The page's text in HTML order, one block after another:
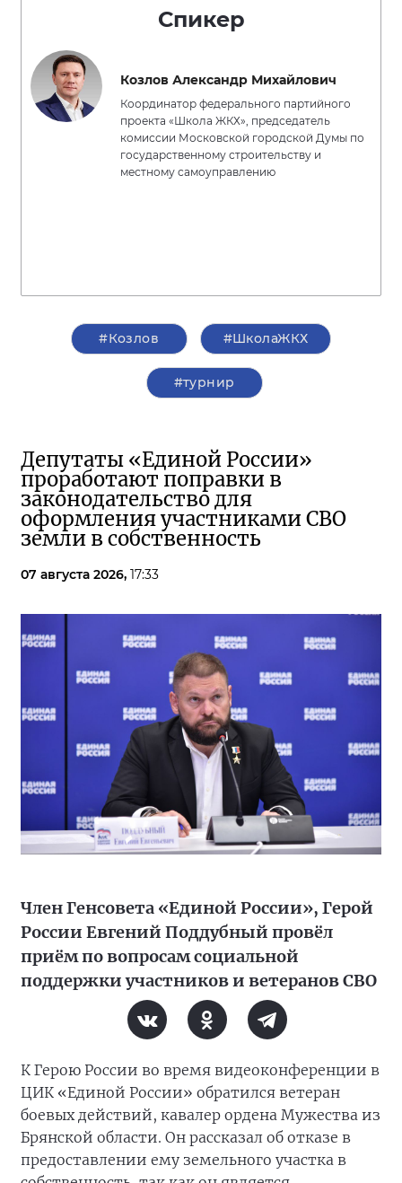
Спикер
Козлов Александр Михайлович
Координатор федерального партийного
проекта «Школа ЖКХ», председатель
комиссии Московской городской Думы по
государственному строительству и
местному самоуправлению
#Козлов #ШколаЖКХ
#турнир
Депутаты «Единой России»
проработают поправки в
законодательство для
оформления участниками СВО
земли в собственность
07 августа 2026, 17:33
Член Генсовета «Единой России», Герой
России Евгений Поддубный провёл
приём по вопросам социальной
поддержки участников и ветеранов СВО
К Герою России во время видеоконференции в
ЦИК «Единой России» обратился ветеран
боевых действий, кавалер ордена Мужества из
Брянской области. Он рассказал об отказе в
предоставлении ему земельного участка в